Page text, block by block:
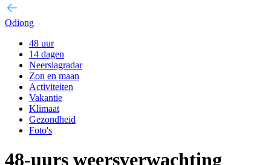
Odiong
48 uur
14 dagen
Neerslagradar
Zon en maan
Activiteiten
Vakantie
Klimaat
Gezondheid
Foto's
48-uurs weersverwachting